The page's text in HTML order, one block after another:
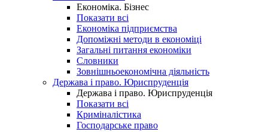
Економіка. Бізнес
Показати всі
Економіка підприємства
Допоміжні методи в економіці
Загальні питання економіки
Словники
Зовнішньоекономічна діяльність
Держава і право. Юриспруденція
Держава і право. Юриспруденція
Показати всі
Криміналістика
Господарське право